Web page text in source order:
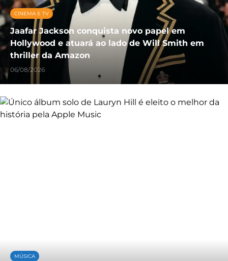
CINEMA E TV
Jaafar Jackson conquista novo papel em
Hollywood e atuará ao lado de Will Smith em
thriller da Amazon
06/08/2026
MÚSICA